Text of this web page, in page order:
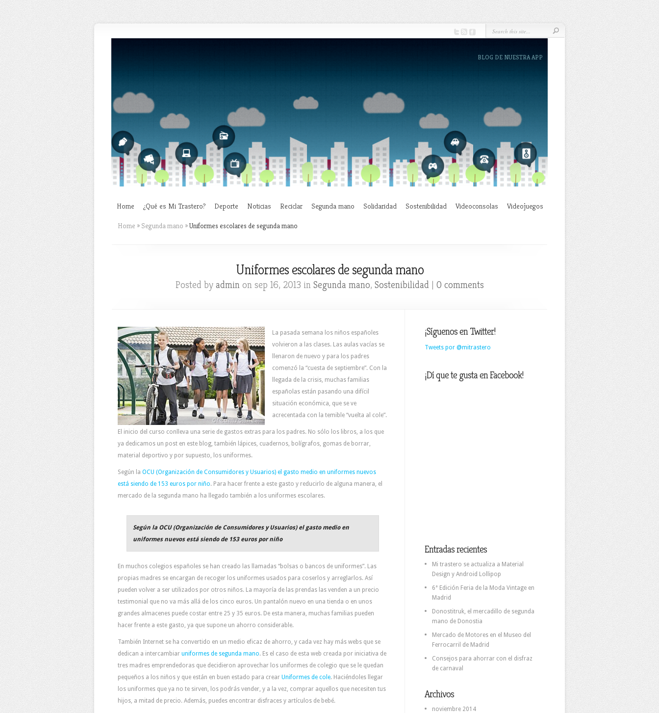
BLOG DE NUESTRA APP
Home ¿Qué es Mi Trastero? Deporte Noticias Reciclar Segunda mano Solidaridad Sostenibilidad Videoconsolas Videojuegos
Home » Segunda mano »Uniformes escolares de segunda mano
Uniformes escolares de segunda mano
Posted by adminon sep 16, 2013 in Segunda mano, Sostenibilidad | 0 comments
La pasada semana los niños españoles
volvieron a las clases. Las aulas vacías se
llenaron de nuevo y para los padres
comenzó la “cuesta de septiembre”. Con la
llegada de la crisis, muchas familias
españolas están pasando una difícil
situación económica, que se ve
acrecentada con la temible “vuelta al cole”.
El inicio del curso conlleva una serie de gastos extras para los padres. No sólo los libros, a los que
ya dedicamos un post en este blog, también lápices, cuadernos, bolígrafos, gomas de borrar,
material deportivo y por supuesto, los uniformes.
Según la OCU (Organización de Consumidores y Usuarios) el gasto medio en uniformes nuevos
está siendo de 153 euros por niño. Para hacer frente a este gasto y reducirlo de alguna manera, el
mercado de la segunda mano ha llegado también a los uniformes escolares.
Según la OCU (Organización de Consumidores y Usuarios) el gasto medio en
uniformes nuevos está siendo de 153 euros por niño
En muchos colegios españoles se han creado las llamadas “bolsas o bancos de uniformes”. Las
propias madres se encargan de recoger los uniformes usados para coserlos y arreglarlos. Así
pueden volver a ser utilizados por otros niños. La mayoría de las prendas las venden a un precio
testimonial que no va más allá de los cinco euros. Un pantalón nuevo en una tienda o en unos
grandes almacenes puede costar entre 25 y 35 euros. De esta manera, muchas familias pueden
hacer frente a este gasto, ya que supone un ahorro considerable.
También Internet se ha convertido en un medio eficaz de ahorro, y cada vez hay más webs que se
dedican a intercambiar uniformes de segunda mano. Es el caso de esta web creada por iniciativa de
tres madres emprendedoras que decidieron aprovechar los uniformes de colegio que se le quedan
pequeños a los niños y que están en buen estado para crear Uniformes de cole. Haciéndoles llegar
los uniformes que ya no te sirven, los podrás vender, y a la vez, comprar aquellos que necesiten tus
hijos, a mitad de precio. Además, puedes encontrar disfraces y artículos de bebé.
¡Síguenos en Twitter!
Tweets por @mitrastero
¡Dí que te gusta en Facebook!
Entradas recientes
Mi trastero se actualiza a Material
Design y Android Lollipop
6ª Edición Feria de la Moda Vintage en
Madrid
Donostitruk, el mercadillo de segunda
mano de Donostia
Mercado de Motores en el Museo del
Ferrocarril de Madrid
Consejos para ahorrar con el disfraz
de carnaval
Archivos
noviembre 2014